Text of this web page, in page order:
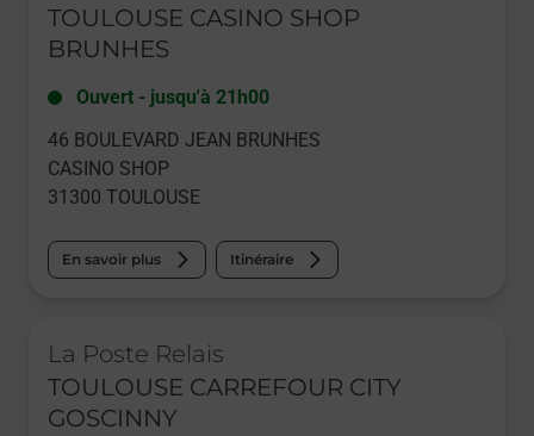
TOULOUSE CASINO SHOP
BRUNHES
Ouvert - jusqu'à 21h00
46 BOULEVARD JEAN BRUNHES
CASINO SHOP
31300 TOULOUSE
En savoir plus Itinéraire
La Poste Relais
TOULOUSE CARREFOUR CITY
GOSCINNY